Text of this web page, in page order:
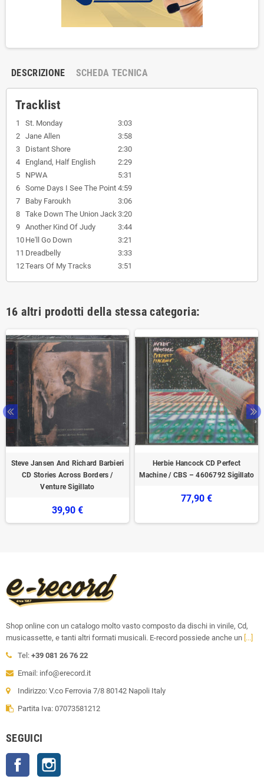
DESCRIZIONE SCHEDA TECNICA
Tracklist
1 St. Monday
3:03
2 Jane Allen
3:58
3
Distant Shore
2:30
4
England, Half English
2:29
5
NPWA
5:31
6 Some Days I See The Point 4:59
7
Baby Faroukh
3:06
8 Take Down The Union Jack3:20
9 Another Kind Of Judy
3:44
10 He'll Go Down
3:21
11 Dreadbelly
3:33
12Tears Of My Tracks 3:51
16 altri prodotti della stessa categoria:
Steve Jansen And Richard Barbieri
CD Stories Across Borders /
Venture Sigillato
39,90 €
Herbie Hancock CD Perfect
Machine / CBS – 4606792 Sigillato
77,90 €
Shop online con un catalogo molto vasto composto da dischi in vinile, Cd,
musicassette, e tanti altri formati musicali. E-record possiede anche un [...]
Tel: +39 081 26 76 22
Email: info@erecord.it
Indirizzo: V.co Ferrovia 7/8 80142 Napoli Italy
Partita Iva: 07073581212
SEGUICI
Facebook